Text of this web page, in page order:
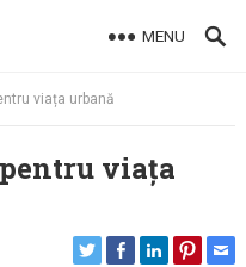
MENU
viața urbană
viața